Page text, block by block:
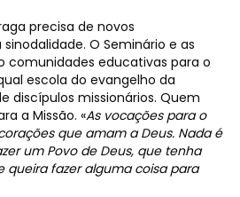
precisa de novos
O Seminário e as
comunidades educativas para o
escola do evangelho da
discípulos missionários. Quem
a Missão. «As vocações para o
que amam a Deus. Nada é
um Povo de Deus, que tenha
queira fazer alguma coisa para